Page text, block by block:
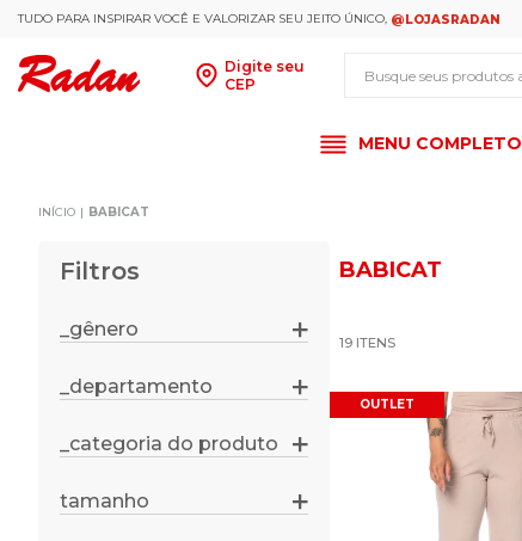
TUDO PARA INSPIRAR VOCÊ E VALORIZAR SEU JEITO ÚNICO, @LOJASRADAN
Digite seu
CEP
MENU COMPLETO
BABICAT
Filtros
_gênero
_departamento
_categoria do produto
calças
tamanho
BABICAT
19
OUTLET